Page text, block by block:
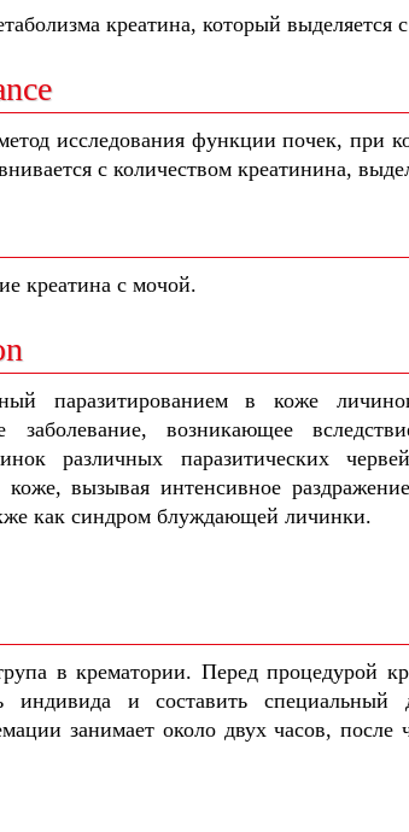
креатина, который выделяется
исследования функции почек, при
с количеством креатинина,
креатина с мочой.
паразитированием в коже
возникающее
различных паразитических
вызывая интенсивное
как синдром блуждающей личинки.
в крематории. Перед процедурой
индивида и составить специальный
занимает около двух часов, после